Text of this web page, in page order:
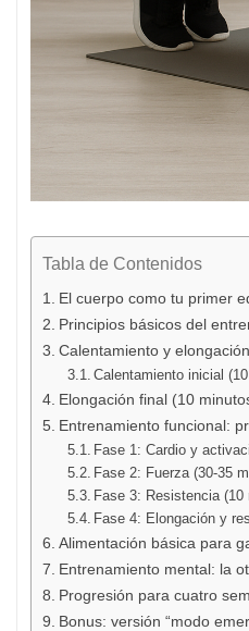
Tabla de Contenidos
El cuerpo como tu primer
Principios básicos del
Calentamiento y
Calentamiento inicial
Elongación final (10
Entrenamiento funcional:
Fase 1: Cardio y
Fase 2: Fuerza (30-35
Fase 3: Resistencia (10
Fase 4: Elongación y
Alimentación básica para
Entrenamiento mental: la
Progresión para cuatro
Bonus: versión “modo